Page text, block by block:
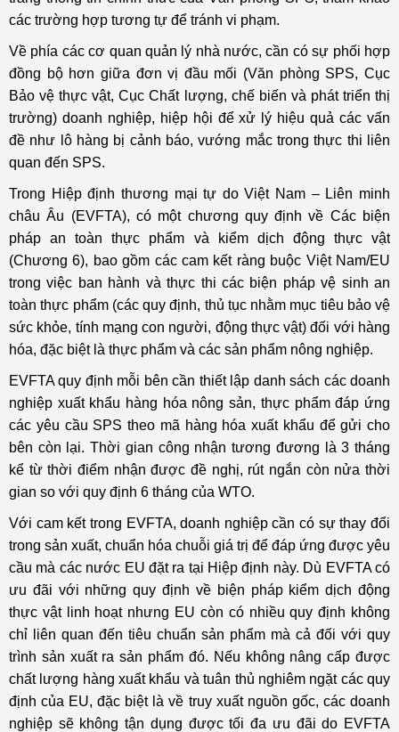
các trường hợp tương tự để tránh vi phạm.
Về phía các cơ quan quản lý nhà nước, cần có sự phối hợp
đồng bộ hơn giữa đơn vị đầu mối (Văn phòng SPS, Cục
Bảo vệ thực vật, Cục Chất lượng, chế biến và phát triển thị
trường) doanh nghiệp, hiệp hội để xử lý hiệu quả các vấn
đề như lô hàng bị cảnh báo, vướng mắc trong thực thi liên
quan đến SPS.
Trong Hiệp định thương mại tự do Việt Nam – Liên minh
châu Âu (EVFTA), có một chương quy định về Các biện
pháp an toàn thực phẩm và kiểm dịch động thực vật
(Chương 6), bao gồm các cam kết ràng buộc Việt Nam/EU
trong việc ban hành và thực thi các biện pháp vệ sinh an
toàn thực phẩm (các quy định, thủ tục nhằm mục tiêu bảo vệ
sức khỏe, tính mạng con người, động thực vật) đối với hàng
hóa, đặc biệt là thực phẩm và các sản phẩm nông nghiệp.
EVFTA quy định mỗi bên cần thiết lập danh sách các doanh
nghiệp xuất khẩu hàng hóa nông sản, thực phẩm đáp ứng
các yêu cầu SPS theo mã hàng hóa xuất khẩu để gửi cho
bên còn lại. Thời gian công nhận tương đương là 3 tháng
kể từ thời điểm nhận được đề nghị, rút ngắn còn nửa thời
gian so với quy định 6 tháng của WTO.
Với cam kết trong EVFTA, doanh nghiệp cần có sự thay đổi
trong sản xuất, chuẩn hóa chuỗi giá trị để đáp ứng được yêu
cầu mà các nước EU đặt ra tại Hiệp định này. Dù EVFTA có
ưu đãi với những quy định về biện pháp kiểm dịch động
thực vật linh hoạt nhưng EU còn có nhiều quy định không
chỉ liên quan đến tiêu chuẩn sản phẩm mà cả đối với quy
trình sản xuất ra sản phẩm đó. Nếu không nâng cấp được
chất lượng hàng xuất khẩu và tuân thủ nghiêm ngặt các quy
định của EU, đặc biệt là về truy xuất nguồn gốc, các doanh
nghiệp sẽ không tận dụng được tối đa ưu đãi do EVFTA